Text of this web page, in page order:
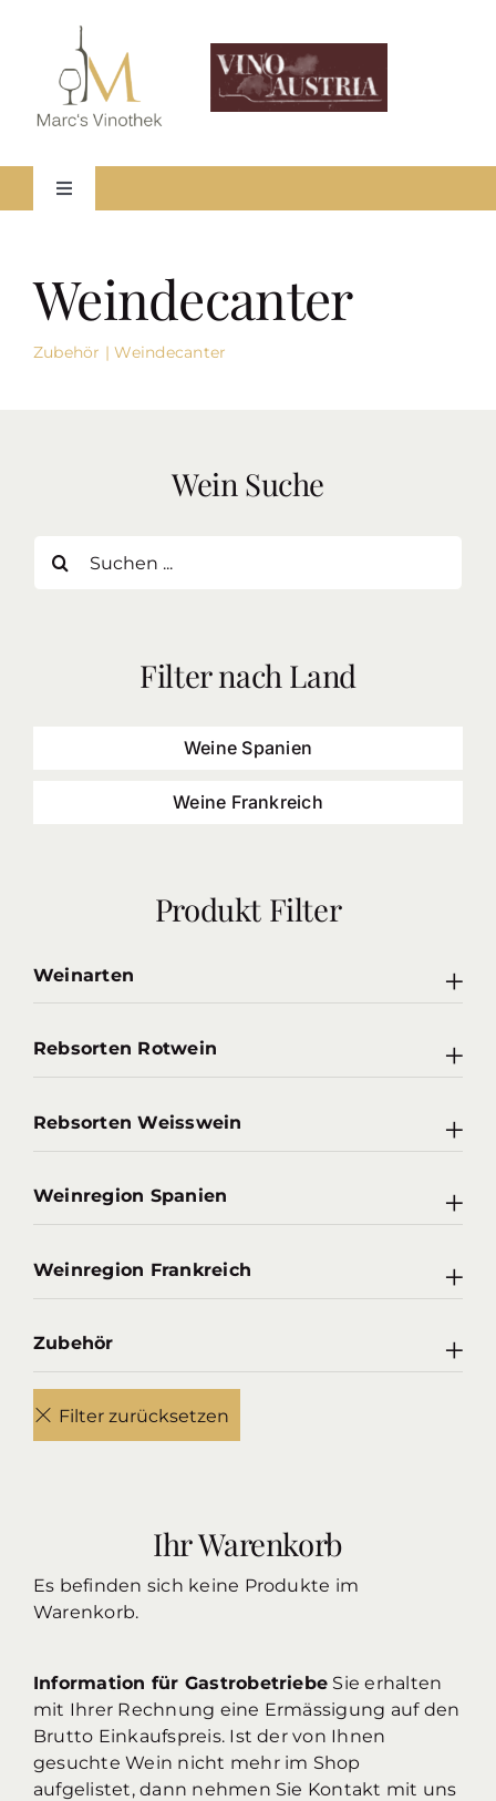
content
Toggle
WEINSHOP
ÜBER MARC
Weindecanter
Zubehör |Weindecanter
Wein Suche
nach:
Filter nach Land
Weine Spanien
Weine Frankreich
Produkt Filter
Weinarten
Rebsorten Rotwein
Rebsorten Weisswein
Weinregion Spanien
Weinregion Frankreich
Zubehör
Ihr Warenkorb
Es befinden sich keine Produkte im
Warenkorb.
Information für Gastrobetriebe Sie erhalten
mit Ihrer Rechnung eine Ermässigung auf den
Brutto Einkaufspreis. Ist der von Ihnen
gesuchte Wein nicht mehr im Shop
aufgelistet, dann nehmen Sie Kontakt mit uns